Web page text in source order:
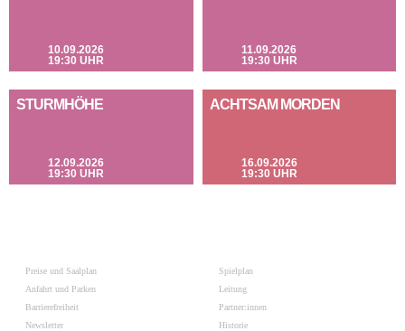
10.09.2026
19:30 UHR
11.09.2026
19:30 UHR
STURMHÖHE
12.09.2026
19:30 UHR
ACHTSAM MORDEN
16.09.2026
19:30 UHR
Preise und Saalplan
Anfahrt und Parken
Barrierefreiheit
Newsletter
Spielplan
Leitung
Partner:innen
Historie